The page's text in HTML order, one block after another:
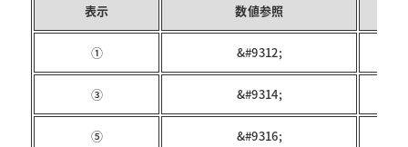
表示 数値参照
① &#9312;
③ &#9314;
⑤ &#9316;